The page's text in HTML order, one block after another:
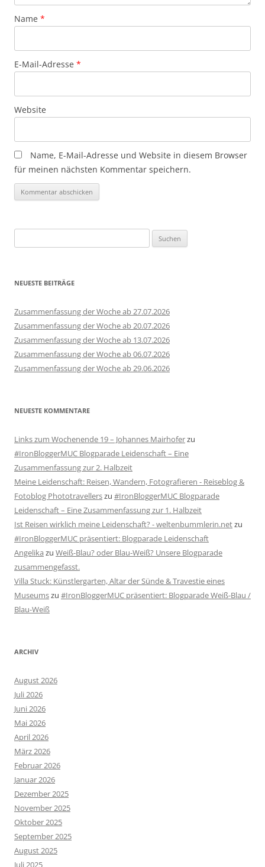
Name *
E-Mail-Adresse *
Website
Name, E-Mail-Adresse und Website in diesem Browser
für meinen nächsten Kommentar speichern.
nach:
NEUESTE BEITRÄGE
Zusammenfassung der Woche ab 27.07.2026
Zusammenfassung der Woche ab 20.07.2026
Zusammenfassung der Woche ab 13.07.2026
Zusammenfassung der Woche ab 06.07.2026
Zusammenfassung der Woche ab 29.06.2026
NEUESTE KOMMENTARE
Links zum Wochenende 19 – Johannes Mairhoferzu
#IronBloggerMUC Blogparade Leidenschaft – Eine
Zusammenfassung zur 2. Halbzeit
Meine Leidenschaft: Reisen, Wandern, Fotografieren - Reiseblog &
Fotoblog Phototravellerszu #IronBloggerMUC Blogparade
Leidenschaft – Eine Zusammenfassung zur 1. Halbzeit
Ist Reisen wirklich meine Leidenschaft? - weltenbummlerin.netzu
#IronBloggerMUC präsentiert: Blogparade Leidenschaft
Angelika zu Weiß-Blau? oder Blau-Weiß? Unsere Blogparade
zusammengefasst.
Villa Stuck: Künstlergarten, Altar der Sünde & Travestie eines
Museumszu #IronBloggerMUC präsentiert: Blogparade Weiß-Blau /
Blau-Weiß
ARCHIV
August 2026
Juli 2026
Juni 2026
Mai 2026
April 2026
März 2026
Februar 2026
Januar 2026
Dezember 2025
November 2025
Oktober 2025
September 2025
August 2025
Juli 2025